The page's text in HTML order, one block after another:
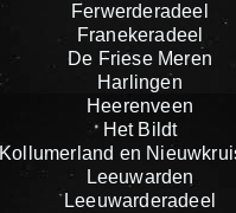
Ferwerderadeel
Franekeradeel
De Friese Meren
Harlingen
Heerenveen
Het Bildt
Kollumerland en
Leeuwarden
Leeuwarderadeel